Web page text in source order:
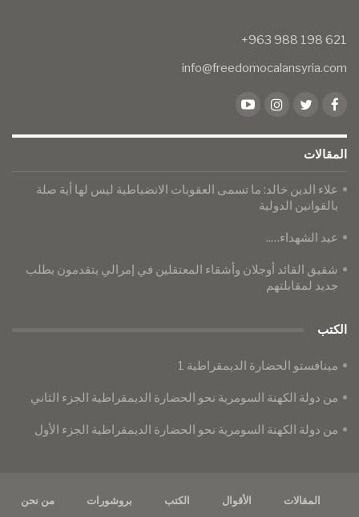
info@freedomocalansyria.com
المقالات
علاء الدين خالد: ما تسمى العقوبات الانضباطية ليس لها أية صلة
بالقوانين الدولية
عيد الشهداء…..
شقيق القائد أوجلان وأشقاء المعتقلين في إمرالي يتقدمون بطلب
جديد لمقابلتهم
الكتب
مينافستو الحضارة الديمقراطية 1
من دولة الكهنة السومرية نحو الحضارة الديمقراطية الجزء الثاني
من دولة الكهنة السومرية نحو الحضارة الديمقراطية الجزء الأول
المقالات الأقوال الكتب بروشورات من نحن